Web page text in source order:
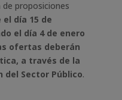
proposiciones
el día 15 de
el día 4 de enero
ofertas deberán
a través de la
Sector Público.